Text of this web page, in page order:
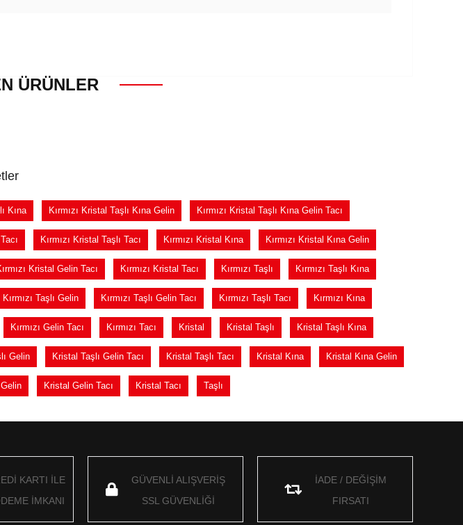
ÜRÜNLER
Kına Kırmızı Kristal Taşlı Kına Gelin Kırmızı Kristal Taşlı Kına Gelin Tacı
Kırmızı Kristal Taşlı Tacı Kırmızı Kristal Kına Kırmızı Kristal Kına Gelin
Kristal Gelin Tacı Kırmızı Kristal Tacı Kırmızı Taşlı Kırmızı Taşlı Kına
Kırmızı Taşlı Gelin Kırmızı Taşlı Gelin Tacı Kırmızı Taşlı Tacı Kırmızı Kına
Kırmızı Gelin Tacı Kırmızı Tacı Kristal Kristal Taşlı Kristal Taşlı Kına
Gelin Kristal Taşlı Gelin Tacı Kristal Taşlı Tacı Kristal Kına Kristal Kına Gelin
Kristal Gelin Tacı Kristal Tacı Taşlı
KARTI İLE
İMKANI
GÜVENLİ ALIŞVERİŞ
SSL GÜVENLİĞİ
İADE / DEĞİŞİM
FIRSATI